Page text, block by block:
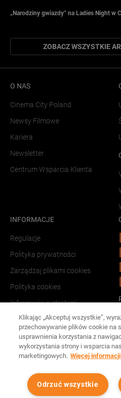
„Narodziny gwiazdy” na Ladies Night w
ZOBACZ WSZYSTKIE
O NAS
Cinema City Poland
Newsy Filmowe
Kariera
Newsletter
Centrum Wsparcia Klienta
INFORMACJE
Regulacje
Polityka prywatności
Zarządzaj plikami cookies
Polityka cookies
Informacja o strategii
LINKI
Forum Film Poland
Wszystkie prawa
Klikając „Akceptuj wszystkie”,
przechowywanie plików cookie na
usprawnienia korzystania z
wykorzystania strony i wsparcia
marketingowych. Więcej informacji
Odrzuć wszystkie